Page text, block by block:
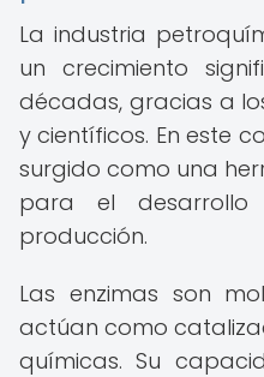
La industria
un crecimiento
décadas, gracias a
y científicos. En este
surgido como una
para el
producción.
Las enzimas son
actúan como
químicas. Su